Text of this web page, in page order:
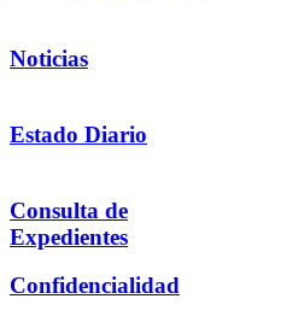
Noticias
Estado Diario
Consulta de
Expedientes
Confidencialidad